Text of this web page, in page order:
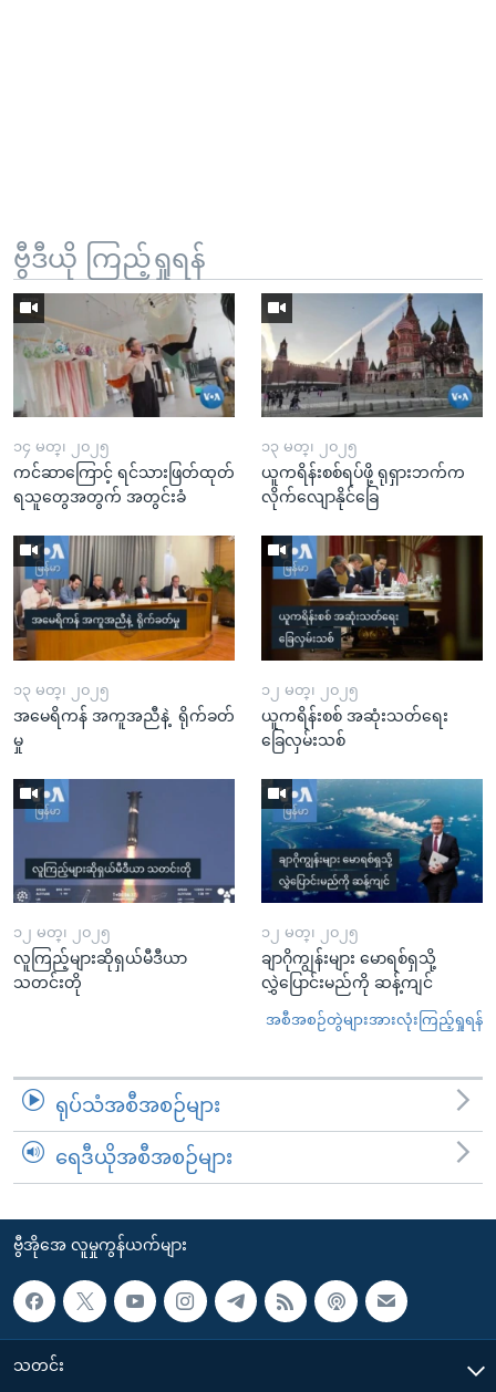
ဗွီဒီယို ကြည့်ရှုရန်
၁၄ မတ္၊ ၂၀၂၅
ကင်ဆာကြောင့် ရင်သားဖြတ်ထုတ်
ရသူတွေအတွက် အတွင်းခံ
၁၃ မတ္၊ ၂၀၂၅
ယူကရိန်းစစ်ရပ်ဖို့ ရုရှားဘက်က
လိုက်လျောနိုင်ခြေ
၁၃ မတ္၊ ၂၀၂၅
အမေရိကန် အကူအညီနဲ့ ရိုက်ခတ်
မှု
၁၂ မတ္၊ ၂၀၂၅
ယူကရိန်းစစ် အဆုံးသတ်ရေး
ခြေလှမ်းသစ်
၁၂ မတ္၊ ၂၀၂၅
လူကြည့်များဆိုရှယ်မီဒီယာ
သတင်းတို
၁၂ မတ္၊ ၂၀၂၅
ချာဂိုကျွန်းများ မောရစ်ရှသို့
လွှဲပြောင်းမည်ကို ဆန့်ကျင်
အစီအစဉ်တွဲများအားလုံးကြည့်ရှုရန်
ရုပ်သံအစီအစဉ်များ
ရေဒီယိုအစီအစဉ်များ
ဗွီအိုအေ လူမှုကွန်ယက်များ
သတင်း